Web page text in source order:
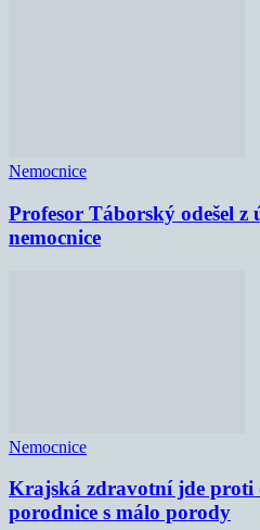
Nemocnice
Profesor Táborský odešel z
nemocnice
Nemocnice
Krajská zdravotní jde proti
porodnice s málo porody